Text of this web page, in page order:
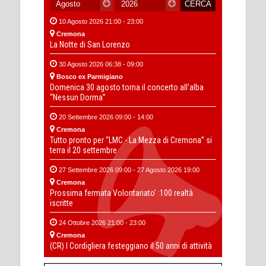
10 Agosto 2026 21:00 - 23:00
Cremona
La Notte di San Lorenzo
30 Agosto 2026 06:38 - 09:00
Bosco ex Parmigiano
Domenica 30 agosto torna il concerto all’alba
“Nessun Dorma”
20 Settembre 2026 09:00 - 14:00
Cremona
Tutto pronto per “LMC - La Mezza di Cremona” si
terra il 20 settembre
27 Settembre 2026 09:00 - 27 Agosto 2026 19:00
Cremona
Prossima fermata Volontariato' :100 realtà
iscritte
24 Ottobre 2026 21:00 - 23:00
Cremona
(CR) I Cordigliera festeggiano il 50 anni di attività